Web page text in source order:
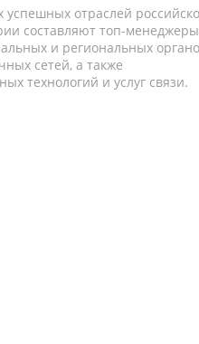
успешных отраслей
составляют топ-
и региональных
сетей, а также
технологий и услуг связи.